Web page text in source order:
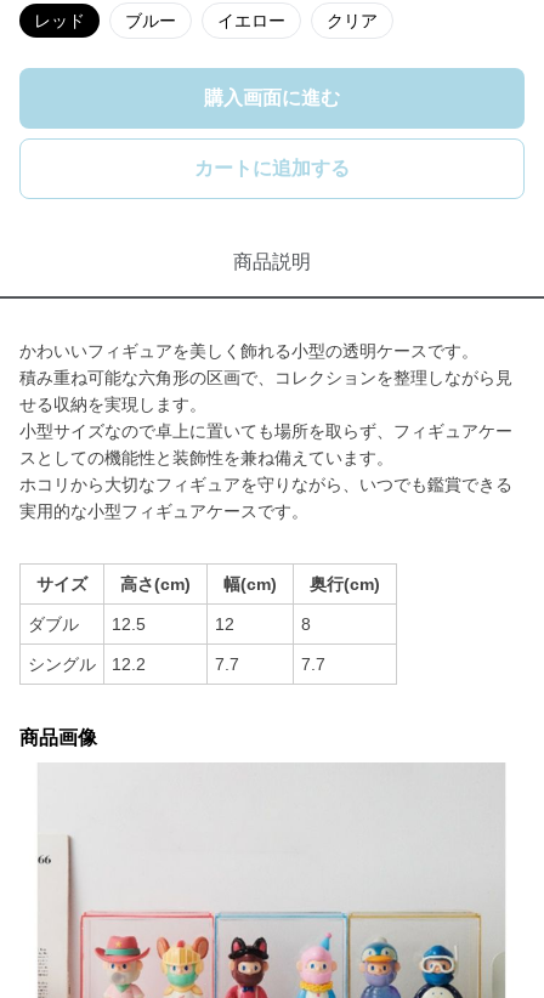
レッド ブルー イエロー クリア
購入画面に進む
カートに追加する
商品説明
かわいいフィギュアを美しく飾れる小型の透明ケースです。
積み重ね可能な六角形の区画で、コレクションを整理しながら見
せる収納を実現します。
小型サイズなので卓上に置いても場所を取らず、フィギュアケー
スとしての機能性と装飾性を兼ね備えています。
ホコリから大切なフィギュアを守りながら、いつでも鑑賞できる
実用的な小型フィギュアケースです。
サイズ 高さ(cm) 幅(cm) 奥行(cm)
ダブル 12.5 12 8
シングル 12.2 7.7 7.7
商品画像